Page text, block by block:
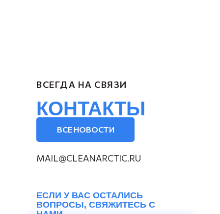
ВСЕ НОВОСТИ
КОНТАКТЫ
ВСЕГДА НА СВЯЗИ
ЕСЛИ У ВАС ОСТАЛИСЬ
ВОПРОСЫ, СВЯЖИТЕСЬ С
MAIL@CLEANARCTIC.RU